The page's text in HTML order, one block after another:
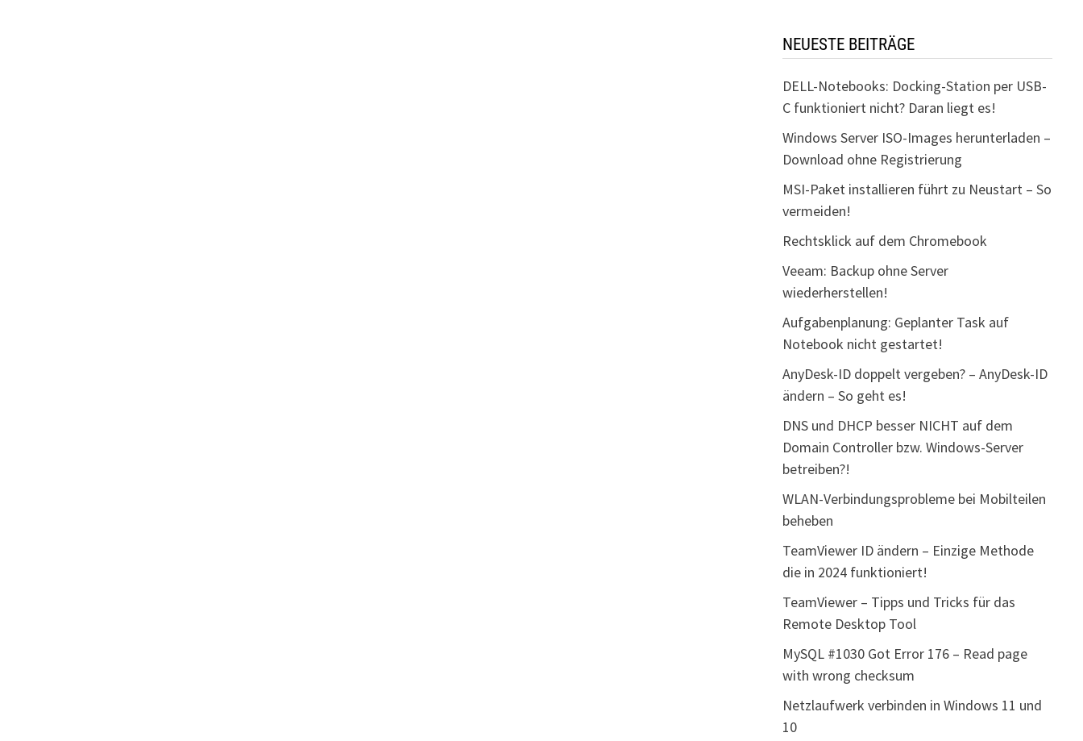
NEUESTE BEITRÄGE
DELL-Notebooks: Docking-Station per USB-
C funktioniert nicht? Daran liegt es!
Windows Server ISO-Images herunterladen –
Download ohne Registrierung
MSI-Paket installieren führt zu Neustart – So
vermeiden!
Rechtsklick auf dem Chromebook
Veeam: Backup ohne Server
wiederherstellen!
Aufgabenplanung: Geplanter Task auf
Notebook nicht gestartet!
AnyDesk-ID doppelt vergeben? – AnyDesk-ID
ändern – So geht es!
DNS und DHCP besser NICHT auf dem
Domain Controller bzw. Windows-Server
betreiben?!
WLAN-Verbindungsprobleme bei Mobilteilen
beheben
TeamViewer ID ändern – Einzige Methode
die in 2024 funktioniert!
TeamViewer – Tipps und Tricks für das
Remote Desktop Tool
MySQL #1030 Got Error 176 – Read page
with wrong checksum
Netzlaufwerk verbinden in Windows 11 und
10